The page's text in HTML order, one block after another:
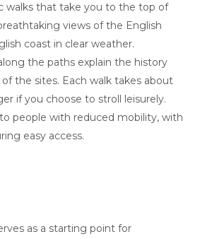
walks that take you to the top of
views of the English
coast in clear weather.
the paths explain the history
the sites. Each walk takes about
if you choose to stroll leisurely.
people with reduced mobility, with
easy access.
as a starting point for